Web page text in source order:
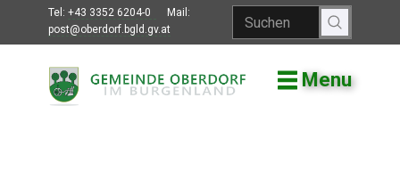
Tel: +43 3352 6204-0
Mail:
post@oberdorf.bgld.gv.at
Menu
Willkommen